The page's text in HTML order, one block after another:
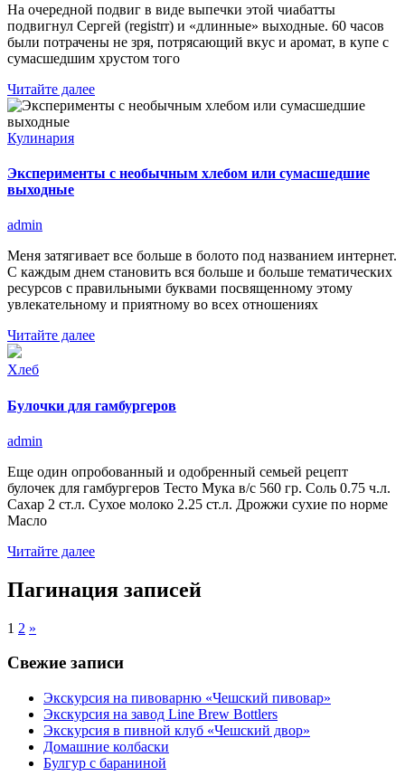
На очередной подвиг в виде выпечки этой чиабатты
подвигнул Сергей (registrr) и «длинные» выходные. 60 часов
были потрачены не зря, потрясающий вкус и аромат, в купе с
сумасшедшим хрустом того
Читайте далее
Кулинария
Эксперименты с необычным хлебом или сумасшедшие
выходные
admin
Меня затягивает все больше в болото под названием интернет.
С каждым днем становить вся больше и больше тематических
ресурсов с правильными буквами посвященному этому
увлекательному и приятному во всех отношениях
Читайте далее
Хлеб
Булочки для гамбургеров
admin
Еще один опробованный и одобренный семьей рецепт
булочек для гамбургеров Тесто Мука в/с 560 гр. Соль 0.75 ч.л.
Сахар 2 ст.л. Сухое молоко 2.25 ст.л. Дрожжи сухие по норме
Масло
Читайте далее
Пагинация записей
1 2 »
Свежие записи
Экскурсия на пивоварню «Чешский пивовар»
Экскурсия на завод Line Brew Bottlers
Экскурсия в пивной клуб «Чешский двор»
Домашние колбаски
Булгур с бараниной